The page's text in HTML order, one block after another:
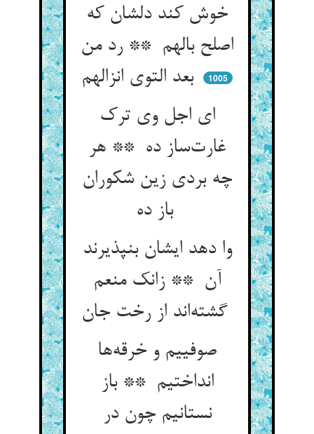
خوش کند دلشان که
اصلح بالهم ** رد من
بعد التوی انزالهم
1005
ای اجل وی ترک
غارت‌ساز ده ** هر
چه بردی زین شکوران
باز ده
وا دهد ایشان بنپذیرند
آن ** زانک منعم
گشته‌اند از رخت جان
صوفییم و خرقه‌ها
انداختیم ** باز
نستانیم چون در